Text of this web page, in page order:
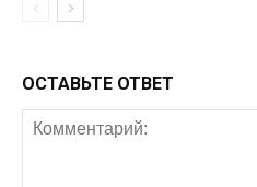
ОСТАВЬТЕ ОТВЕТ